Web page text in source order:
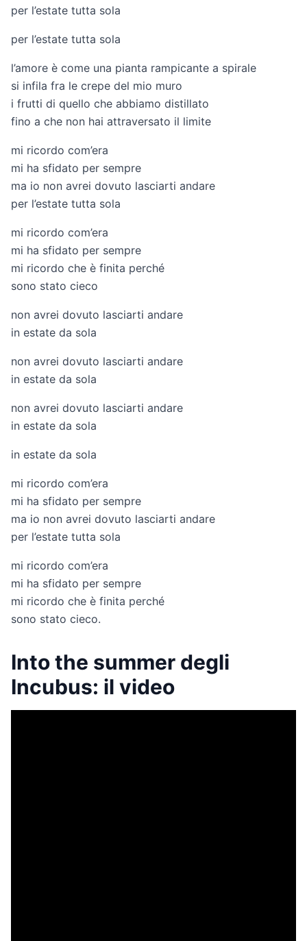
per l’estate tutta sola
per l’estate tutta sola
l’amore è come una pianta rampicante a spirale
si infila fra le crepe del mio muro
i frutti di quello che abbiamo distillato
fino a che non hai attraversato il limite
mi ricordo com’era
mi ha sfidato per sempre
ma io non avrei dovuto lasciarti andare
per l’estate tutta sola
mi ricordo com’era
mi ha sfidato per sempre
mi ricordo che è finita perché
sono stato cieco
non avrei dovuto lasciarti andare
in estate da sola
non avrei dovuto lasciarti andare
in estate da sola
non avrei dovuto lasciarti andare
in estate da sola
in estate da sola
mi ricordo com’era
mi ha sfidato per sempre
ma io non avrei dovuto lasciarti andare
per l’estate tutta sola
mi ricordo com’era
mi ha sfidato per sempre
mi ricordo che è finita perché
sono stato cieco.
Into the summer degli
Incubus: il video